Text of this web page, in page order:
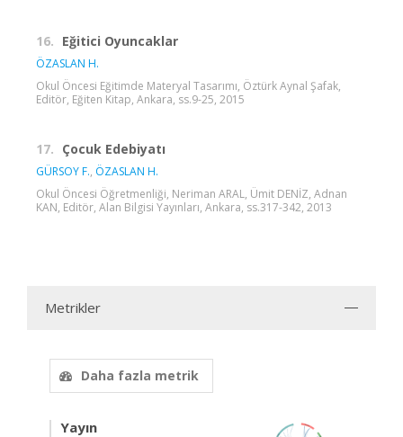
16. Eğitici Oyuncaklar
ÖZASLAN H.
Okul Öncesi Eğitimde Materyal Tasarımı, Öztürk Aynal Şafak,
Editör, Eğiten Kitap, Ankara, ss.9-25, 2015
17. Çocuk Edebiyatı
GÜRSOY F., ÖZASLAN H.
Okul Öncesi Öğretmenliği, Neriman ARAL, Ümit DENİZ, Adnan
KAN, Editör, Alan Bilgisi Yayınları, Ankara, ss.317-342, 2013
Metrikler
Daha fazla metrik
Yayın